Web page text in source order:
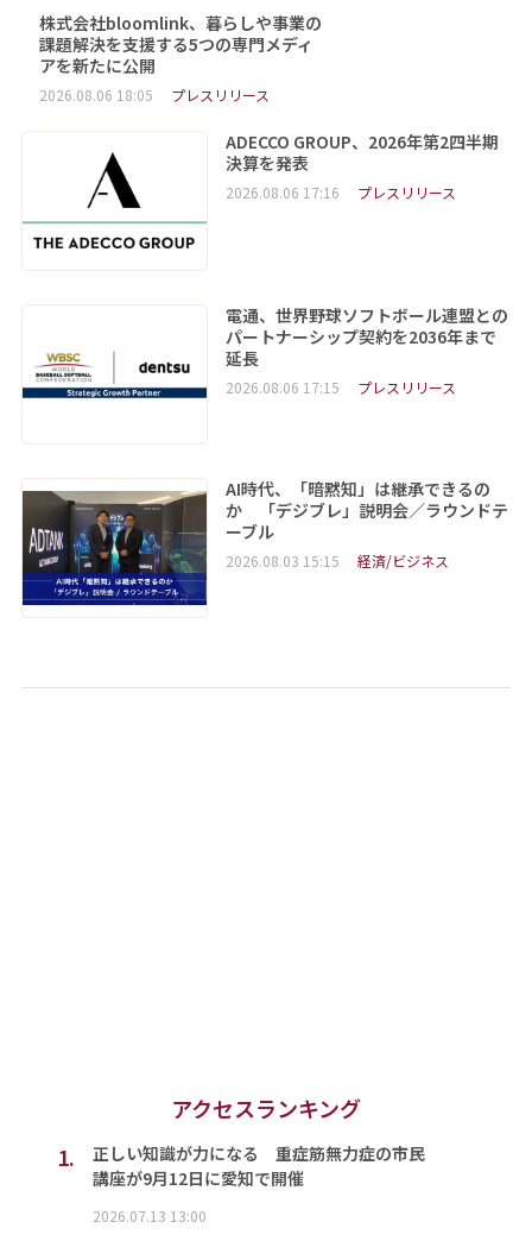
株式会社bloomlink、暮らしや事業の
課題解決を支援する5つの専門メディ
アを新たに公開
2026.08.06 18:05 プレスリリース
ADECCO GROUP、2026年第2四半期
決算を発表
2026.08.06 17:16 プレスリリース
電通、世界野球ソフトボール連盟との
パートナーシップ契約を2036年まで
延長
2026.08.06 17:15 プレスリリース
AI時代、「暗黙知」は継承できるの
か 「デジブレ」説明会／ラウンドテ
ーブル
2026.08.03 15:15 経済/ビジネス
アクセスランキング
1.
正しい知識が力になる 重症筋無力症の市民
講座が9月12日に愛知で開催
2026.07.13 13:00